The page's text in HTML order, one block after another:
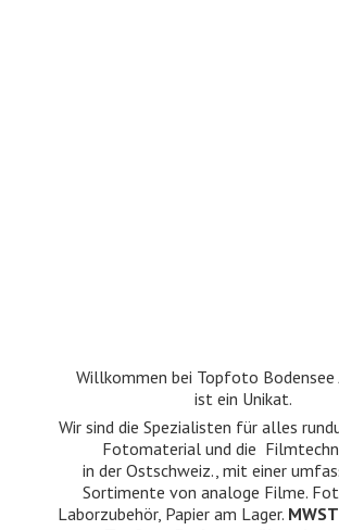
Willkommen bei Topfoto Bodensee
ist ein Unikat.
Wir sind die Spezialisten für alles
Fotomaterial und die
in der Ostschweiz., mit einer
Sortimente von analoge Filme.
Laborzubehör, Papier am Lager.